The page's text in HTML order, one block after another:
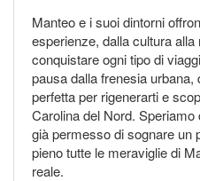
Manteo e i suoi dintorni
esperienze, dalla cultura
conquistare ogni tipo di
pausa dalla frenesia
perfetta per rigenerarti e
Carolina del Nord.
già permesso di sognare un
pieno tutte le meraviglie di
reale.